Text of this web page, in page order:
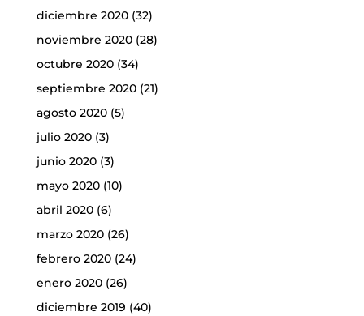
diciembre 2020(32)
noviembre 2020(28)
octubre 2020(34)
septiembre 2020(21)
agosto 2020(5)
julio 2020(3)
junio 2020(3)
mayo 2020(10)
abril 2020(6)
marzo 2020(26)
febrero 2020(24)
enero 2020(26)
diciembre 2019 (40)